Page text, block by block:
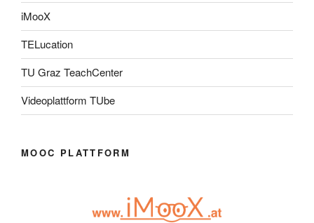
iMooX
TELucation
TU Graz TeachCenter
Videoplattform TUbe
MOOC PLATTFORM